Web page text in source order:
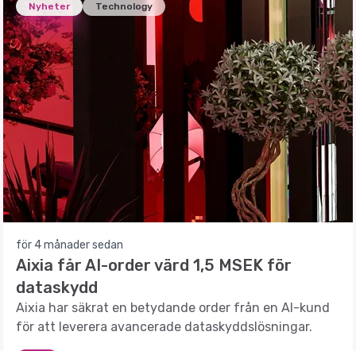
Nyheter Technology
för 4 månader sedan
Aixia får AI-order värd 1,5 MSEK för
dataskydd
Aixia har säkrat en betydande order från en AI-kund
för att leverera avancerade dataskyddslösningar.